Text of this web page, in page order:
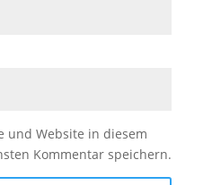
und Website in diesem
Kommentar speichern.